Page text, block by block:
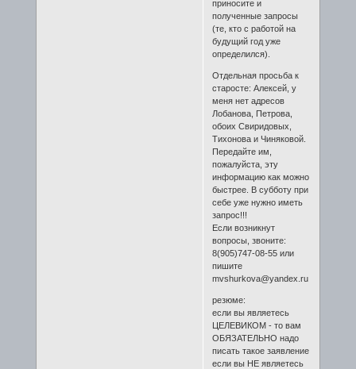
приносите и
полученные запросы
(те, кто с работой на
будущий год уже
определился).
Отдельная просьба к
старосте: Алексей, у
меня нет адресов
Лобанова, Петрова,
обоих Свиридовых,
Тихонова и Чиняковой.
Передайте им,
пожалуйста, эту
информацию как можно
быстрее. В субботу при
себе уже нужно иметь
запрос!!!
Если возникнут
вопросы, звоните:
8(905)747-08-55 или
пишите
mvshurkova@yandex.ru
резюме:
если вы являетесь
ЦЕЛЕВИКОМ - то вам
ОБЯЗАТЕЛЬНО надо
писать такое заявление
если вы НЕ являетесь